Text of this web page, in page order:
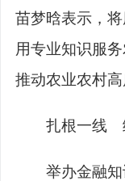
苗梦晗表示，
用专业知识服
推动农业农村高
扎根一线
举办金融